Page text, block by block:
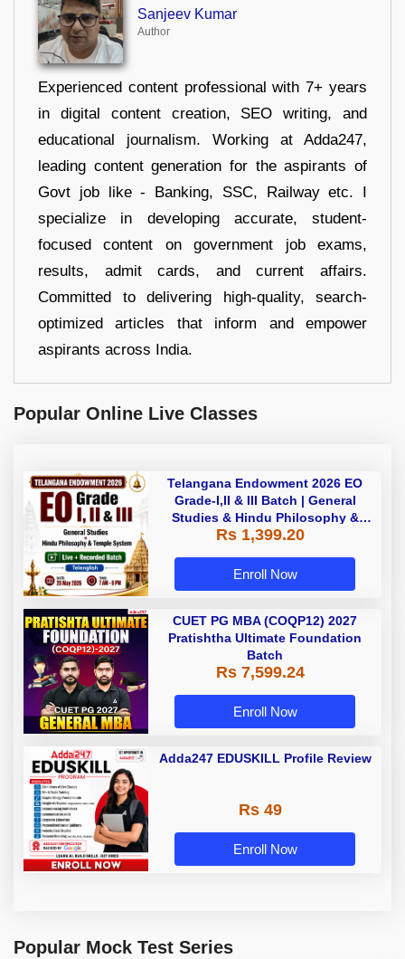
Sanjeev Kumar
Author
Experienced content professional with 7+ years
in digital content creation, SEO writing, and
educational journalism. Working at Adda247,
leading content generation for the aspirants of
Govt job like - Banking, SSC, Railway etc. I
specialize in developing accurate, student-
focused content on government job exams,
results, admit cards, and current affairs.
Committed to delivering high-quality, search-
optimized articles that inform and empower
aspirants across India.
Popular Online Live Classes
Telangana Endowment 2026 EO
Grade-I,II & III Batch | General
Studies & Hindu Philosophy &
Temple System| Live+Recorded
Rs 1,399.20
Enroll Now
CUET PG MBA (COQP12) 2027
Pratishtha Ultimate Foundation
Batch
Rs 7,599.24
Enroll Now
Adda247 EDUSKILL Profile Review
Rs 49
Enroll Now
Popular Mock Test Series